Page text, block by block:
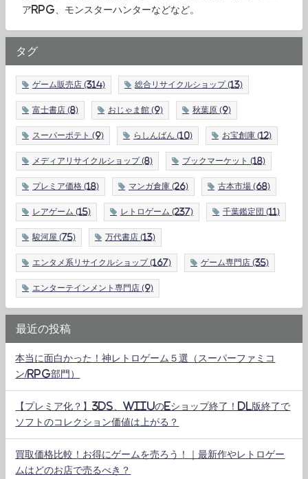
アRPG、モンスターハンターなどなど。
タグ
ゲーム販売店 (314) 総合リサイクルショップ(13)
富士書店 (8) おじゃま館 (9) 秋葉原 (9)
スーパーポテト (9) らしんばん (10) お宝創庫 (12)
メディアリサイクルショップ(8) ブックマーケット (18)
プレミア価格 (18) マンガ倉庫 (26) 古本市場 (68)
レアゲーム (15) レトロゲーム (237) 千葉鑑定団 (11)
駿河屋 (75) 万代書店 (13)
エンタメ系リサイクルショップ(167) ゲーム専門店 (35)
エンターテインメント専門店 (9)
最近の投稿
本当に面白かった！神レトロゲーム５選（スーパーファミコ
ン/RPG部門）
【プレミア化？】3DS、WiiUのeショップ終了！DL版終了で
ソフトのコレクション価値は上がる？
買取価格比較！お得にゲームを売ろう！｜最新作やレトロゲー
ムはどのお店で売るべき？